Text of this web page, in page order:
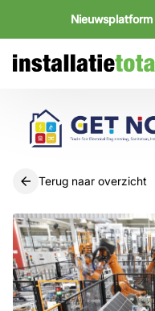
Nieuwsplatform
Terug naar overzicht